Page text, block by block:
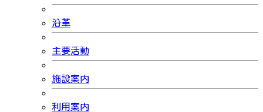
沿革
主要活動
施設案内
利用案内